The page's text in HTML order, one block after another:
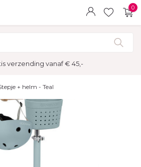
0
verzending vanaf € 45,-
+ helm - Teal